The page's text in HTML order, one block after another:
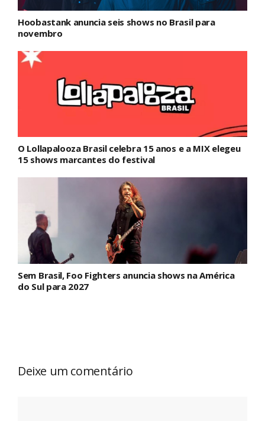
Hoobastank anuncia seis shows no Brasil para
novembro
O Lollapalooza Brasil celebra 15 anos e a MIX elegeu
15 shows marcantes do festival
Sem Brasil, Foo Fighters anuncia shows na América
do Sul para 2027
Deixe um comentário